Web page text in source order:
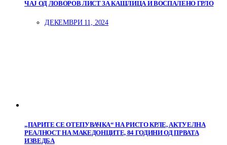
ЧАЈ ОД ЛОВОРОВ ЛИСТ ЗА КАШЛИЦА И ВОСПАЛЕНО ГРЛО
ДЕКЕМВРИ 11, 2024
„ПАРИТЕ СЕ ОТЕПУВАЧКА“ НА РИСТО КРЛЕ, АКТУЕЛНА
РЕАЛНОСТ НА МАКЕДОНЦИТЕ, 84 ГОДИНИ ОД ПРВАТА
ИЗВЕДБА